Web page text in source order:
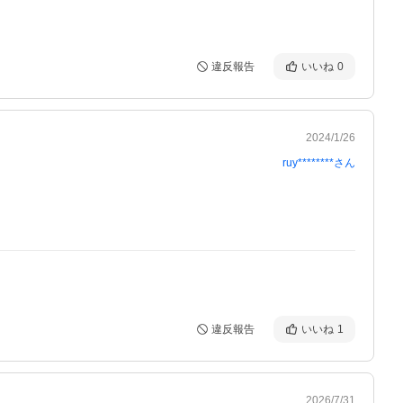
違反報告 いいね 0
2024/1/26
ruy********さん
違反報告 いいね 1
2026/7/31